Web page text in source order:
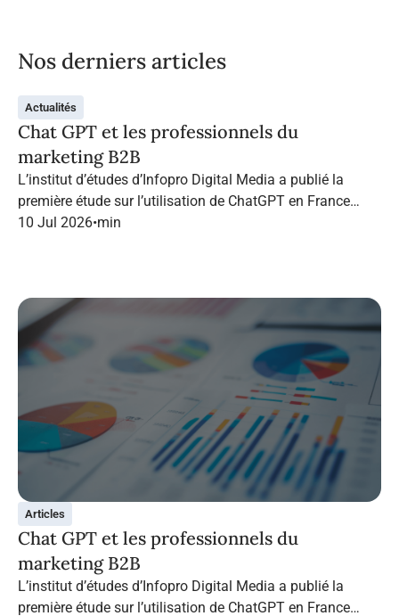
Nos derniers articles
Actualités
Chat GPT et les professionnels du
marketing B2B
L’institut d’études d’Infopro Digital Media a publié la
première étude sur l’utilisation de ChatGPT en France
dans le marketing B2B.
10 Jul 2026•min
Articles
Chat GPT et les professionnels du
marketing B2B
L’institut d’études d’Infopro Digital Media a publié la
première étude sur l’utilisation de ChatGPT en France